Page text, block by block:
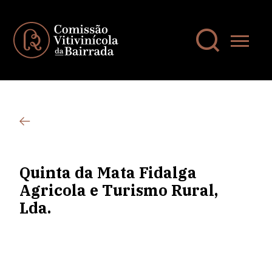
Quinta da Mata Fidalga
Agricola e Turismo Rural,
Lda.